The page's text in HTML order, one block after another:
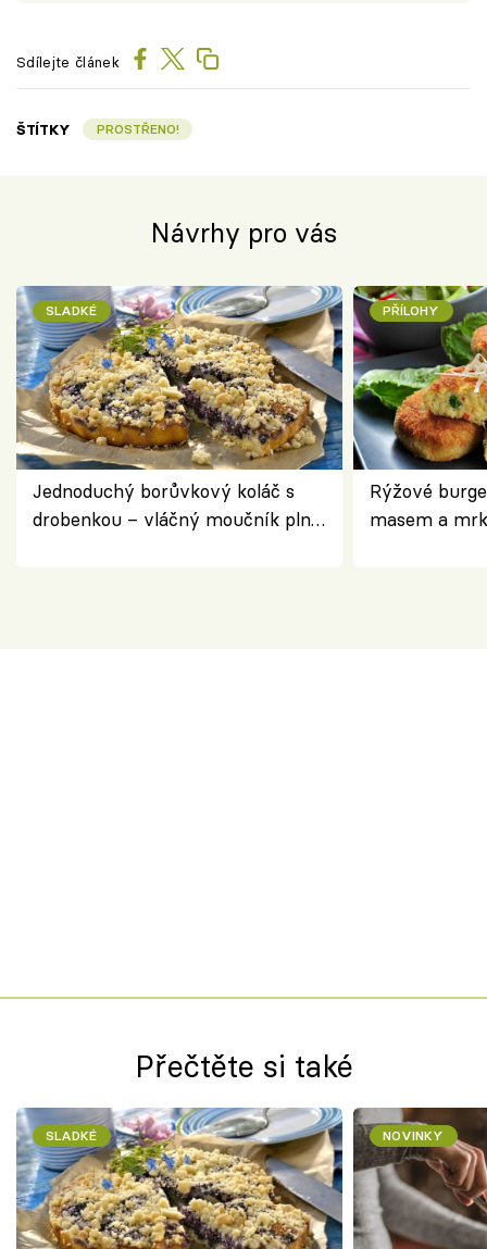
Sdílejte článek
ŠTÍTKY PROSTŘENO!
Návrhy pro vás
SLADKÉ
Jednoduchý borůvkový koláč s
drobenkou – vláčný moučník plný
PŘÍLOHY
Rýžové
masem a
Přečtěte si také
SLADKÉ NOVINKY